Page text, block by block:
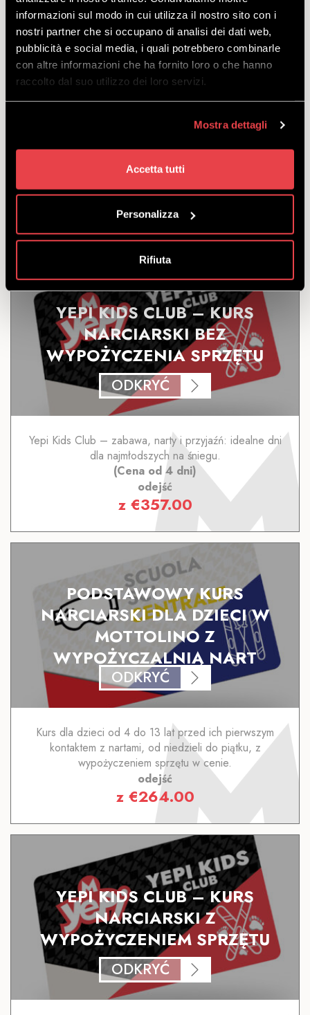
informazioni sul modo in cui utilizza il nostro sito con i
nostri partner che si occupano di analisi dei dati web,
pubblicità e social media, i quali potrebbero combinarle
con altre informazioni che ha fornito loro o che hanno
raccolto dal suo utilizzo dei loro servizi.
Mostra dettagli
Accetta tutti
Personalizza
Rifiuta
KURS NARCIARSKI DLA DZIECI
NA POZIOMIE PODSTAWOWYM
ODKRYĆ
Kurs dla dzieci od 4 do 13 lat przygotowujący do
postawienia pierwszych kroków na nartach, od
niedzieli do piątku. Doskonały do nauki w atmosferze
odejść
z€204.00
YEPI KIDS CLUB – KURS
NARCIARSKI BEZ
WYPOŻYCZENIA SPRZĘTU
ODKRYĆ
Yepi Kids Club – zabawa, narty i przyjaźń: idealne dni
dla najmłodszych na śniegu.
(Cena od 4 dni)
odejść
z €357.00
PODSTAWOWY KURS
NARCIARSKI DLA DZIECI W
MOTTOLINO Z
WYPOŻYCZALNIĄ NART
ODKRYĆ
Kurs dla dzieci od 4 do 13 lat przed ich pierwszym
kontaktem z nartami, od niedzieli do piątku, z
wypożyczeniem sprzętu w cenie.
odejść
z €264.00
YEPI KIDS CLUB – KURS
NARCIARSKI Z
WYPOŻYCZENIEM SPRZĘTU
ODKRYĆ